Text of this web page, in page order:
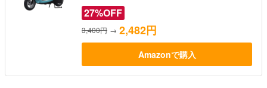
27%OFF
3,400円 → 2,482円
Amazonで購入